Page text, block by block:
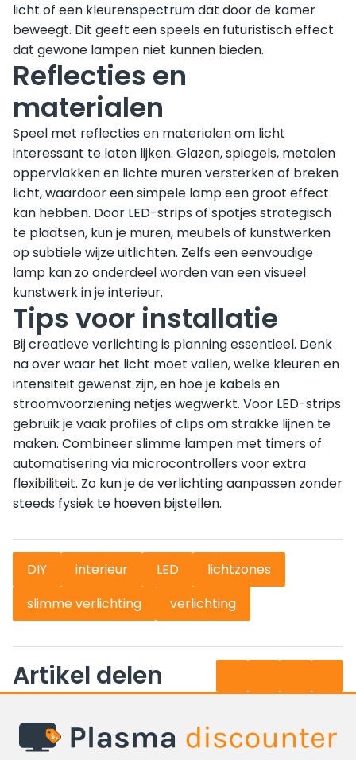
licht of een kleurenspectrum dat door de kamer
beweegt. Dit geeft een speels en futuristisch effect
dat gewone lampen niet kunnen bieden.
Reflecties en
materialen
Speel met reflecties en materialen om licht
interessant te laten lijken. Glazen, spiegels, metalen
oppervlakken en lichte muren versterken of breken
licht, waardoor een simpele lamp een groot effect
kan hebben. Door LED-strips of spotjes strategisch
te plaatsen, kun je muren, meubels of kunstwerken
op subtiele wijze uitlichten. Zelfs een eenvoudige
lamp kan zo onderdeel worden van een visueel
kunstwerk in je interieur.
Tips voor installatie
Bij creatieve verlichting is planning essentieel. Denk
na over waar het licht moet vallen, welke kleuren en
intensiteit gewenst zijn, en hoe je kabels en
stroomvoorziening netjes wegwerkt. Voor LED-strips
gebruik je vaak profiles of clips om strakke lijnen te
maken. Combineer slimme lampen met timers of
automatisering via microcontrollers voor extra
flexibiliteit. Zo kun je de verlichting aanpassen zonder
steeds fysiek te hoeven bijstellen.
DIY interieur LED
lichtzones
slimme verlichting
verlichting
Artikel delen